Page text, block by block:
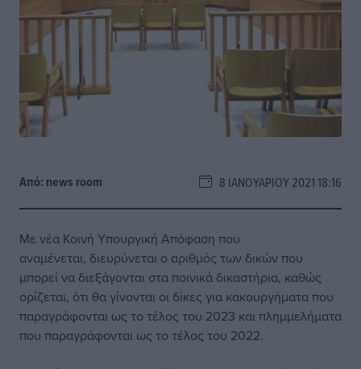
Από: news room 8 ΙΑΝΟΥΑΡΊΟΥ 2021 18:16
Με νέα Κοινή Υπουργική Απόφαση που
αναμένεται, διευρύνεται ο αριθμός των δικών που
μπορεί να διεξάγονται στα ποινικά δικαστήρια, καθώς
ορίζεται, ότι θα γίνονται οι δίκες για κακουργήματα που
παραγράφονται ως το τέλος του 2023 και πλημμελήματα
που παραγράφονται ως το τέλος του 2022.